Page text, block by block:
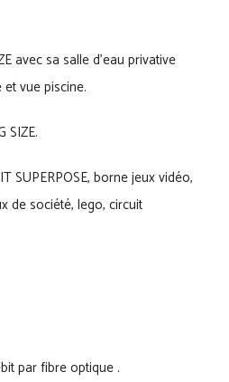
avec sa salle d’eau privative
vue piscine.
SIZE.
SUPERPOSE, borne jeux vidéo,
de société, lego, circuit
par fibre optique .